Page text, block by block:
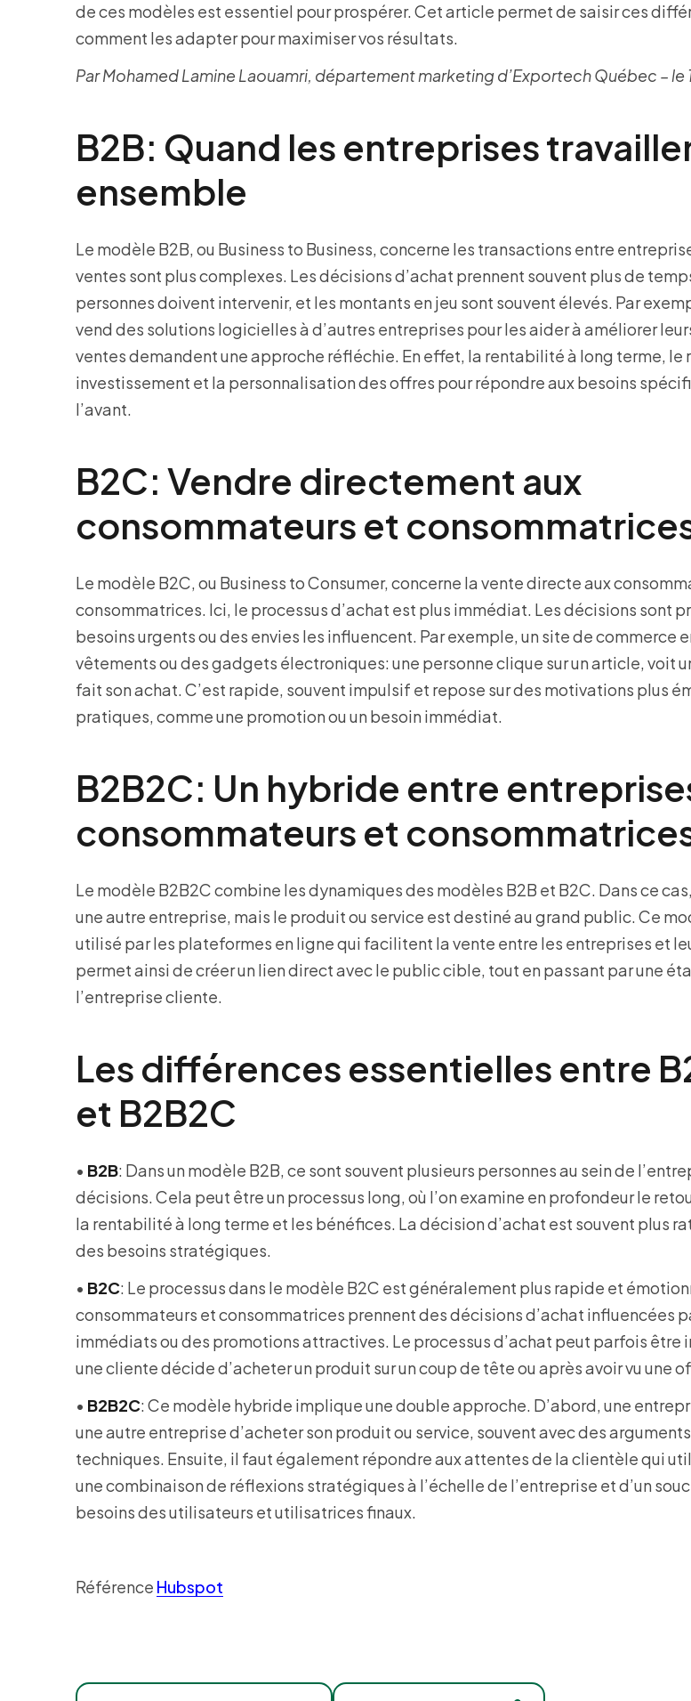
de ces modèles est essentiel pour prospérer. Cet article permet de saisir ces
comment les adapter pour maximiser vos résultats.
Par Mohamed Lamine Laouamri, département marketing d’Exportech Québec – le
B2B: Quand les entreprises
ensemble
Le modèle B2B, ou Business to Business, concerne les transactions entre
ventes sont plus complexes. Les décisions d’achat prennent souvent plus de
personnes doivent intervenir, et les montants en jeu sont souvent élevés. Par
vend des solutions logicielles à d’autres entreprises pour les aider à améliorer
ventes demandent une approche réfléchie. En effet, la rentabilité à long terme, le
investissement et la personnalisation des offres pour répondre aux besoins
l’avant.
B2C: Vendre directement aux
consommateurs et
Le modèle B2C, ou Business to Consumer, concerne la vente directe aux
consommatrices. Ici, le processus d’achat est plus immédiat. Les décisions sont
besoins urgents ou des envies les influencent. Par exemple, un site de commerce
vêtements ou des gadgets électroniques: une personne clique sur un article, voit
fait son achat. C’est rapide, souvent impulsif et repose sur des motivations plus
pratiques, comme une promotion ou un besoin immédiat.
B2B2C: Un hybride entre
consommateurs et
Le modèle B2B2C combine les dynamiques des modèles B2B et B2C. Dans ce
une autre entreprise, mais le produit ou service est destiné au grand public. Ce
utilisé par les plateformes en ligne qui facilitent la vente entre les entreprises et
permet ainsi de créer un lien direct avec le public cible, tout en passant par une
l’entreprise cliente.
Les différences essentielles entre
et B2B2C
• B2B: Dans un modèle B2B, ce sont souvent plusieurs personnes au sein de
décisions. Cela peut être un processus long, où l’on examine en profondeur le
la rentabilité à long terme et les bénéfices. La décision d’achat est souvent plus
des besoins stratégiques.
• B2C: Le processus dans le modèle B2C est généralement plus rapide et
consommateurs et consommatrices prennent des décisions d’achat influencées
immédiats ou des promotions attractives. Le processus d’achat peut parfois être
une cliente décide d’acheter un produit sur un coup de tête ou après avoir vu une
• B2B2C: Ce modèle hybride implique une double approche. D’abord, une
une autre entreprise d’acheter son produit ou service, souvent avec des
techniques. Ensuite, il faut également répondre aux attentes de la clientèle qui
une combinaison de réflexions stratégiques à l’échelle de l’entreprise et d’un
besoins des utilisateurs et utilisatrices finaux.
Référence Hubspot